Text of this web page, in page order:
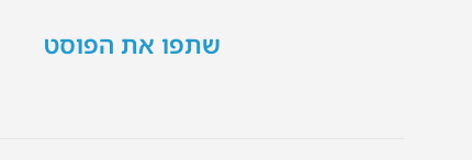
שתפו את הפוסט